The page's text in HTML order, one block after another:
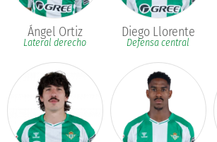
Ángel Ortiz
Lateral derecho
Diego Llorente
Defensa central